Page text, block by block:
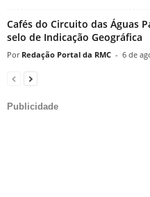
Cafés do Circuito das Águas
selo de Indicação Geográfica
Redação Portal da RMC - 6 de
Publicidade